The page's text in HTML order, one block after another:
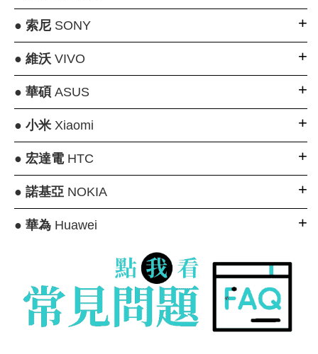
● 索尼SONY
● 維沃VIVO
● 華碩 ASUS
● 小米Xiaomi
● 宏達電HTC
● 諾基亞NOKIA
● 華為Huawei